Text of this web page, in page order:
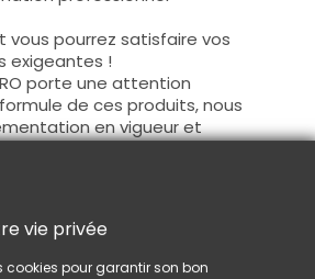
vous pourrez satisfaire vos
exigeantes !
porte une attention
de ces produits, nous
en vigueur et
conformité de nos produits.
une sécurité d'utilisation
vie privée
cookies pour garantir son bon